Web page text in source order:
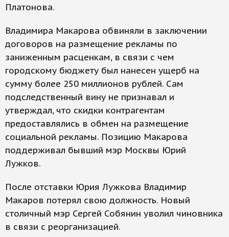
Платонова.
Владимира Макарова обвиняли в заключении
договоров на размещение рекламы по
заниженным расценкам, в связи с чем
городскому бюджету был нанесен ущерб на
сумму более 250 миллионов рублей. Сам
подследственный вину не признавал и
утверждал, что скидки контрагентам
предоставлялись в обмен на размещение
социальной рекламы. Позицию Макарова
поддерживал бывший мэр Москвы Юрий
Лужков.
После отставки Юрия Лужкова Владимир
Макаров потерял свою должность. Новый
столичный мэр Сергей Собянин уволил чиновника
в связи с реорганизацией.